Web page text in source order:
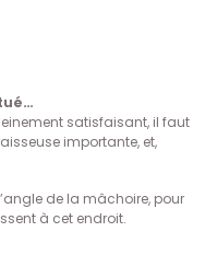
satisfaisant, il faut
importante, et,
de la mâchoire, pour
à cet endroit.